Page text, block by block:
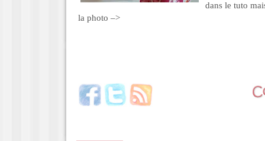
dans le tuto
la photo –>